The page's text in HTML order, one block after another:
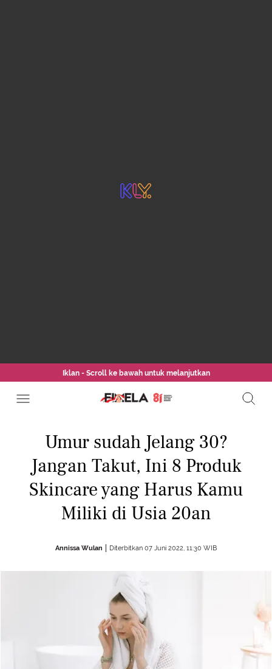
Iklan - Scroll ke bawah untuk melanjutkan
Umur sudah Jelang 30?
Jangan Takut, Ini 8 Produk
Skincare yang Harus Kamu
Miliki di Usia 20an
Annissa Wulan Diterbitkan 07 Juni 2022, 11:30 WIB